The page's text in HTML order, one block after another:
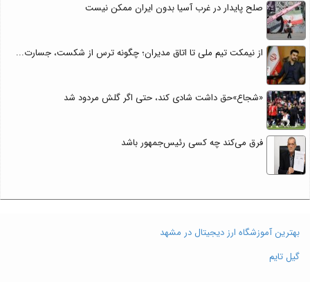
صلح پایدار در غرب آسیا بدون ایران ممکن نیست
از نیمکت تیم ملی تا اتاق مدیران؛ چگونه ترس از شکست، جسارت...
«شجاع»حق داشت شادی کند، حتی اگر گلش مردود شد
فرق می‌کند چه کسی رئیس‌جمهور باشد
بهترین آموزشگاه ارز دیجیتال در مشهد
گیل تایم